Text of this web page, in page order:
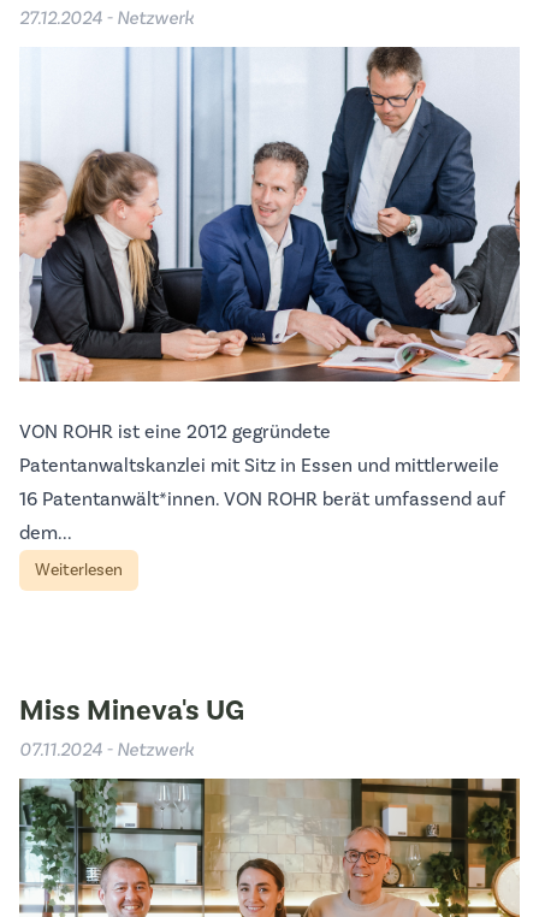
27.12.2024 - Netzwerk
VON ROHR ist eine 2012 gegründete
Patentanwaltskanzlei mit Sitz in Essen und mittlerweile
16 Patentanwält*innen. VON ROHR berät umfassend auf
dem...
Weiterlesen
Miss Mineva's UG
07.11.2024 - Netzwerk